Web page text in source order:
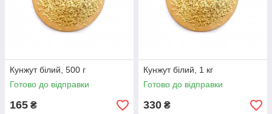
Кунжут білий, 500 г
Готово до відправки
165 ₴
Кунжут білий, 1 кг
Готово до відправки
330 ₴